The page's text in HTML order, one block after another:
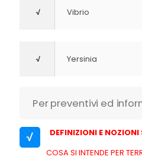
√ Vibrio
√ Yersinia
Per preventivi ed
√
DEFINIZIONI E
COSA SI INTENDE PER